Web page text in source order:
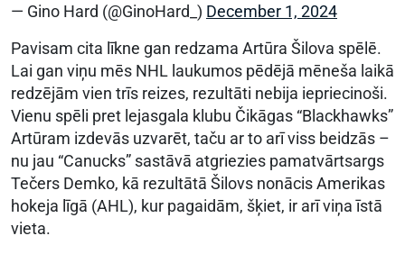
— Gino Hard (@GinoHard_) December 1, 2024
Pavisam cita līkne gan redzama Artūra Šilova spēlē.
Lai gan viņu mēs NHL laukumos pēdējā mēneša laikā
redzējām vien trīs reizes, rezultāti nebija iepriecinoši.
Vienu spēli pret lejasgala klubu Čikāgas “Blackhawks”
Artūram izdevās uzvarēt, taču ar to arī viss beidzās –
nu jau “Canucks” sastāvā atgriezies pamatvārtsargs
Tečers Demko, kā rezultātā Šilovs nonācis Amerikas
hokeja līgā (AHL), kur pagaidām, šķiet, ir arī viņa īstā
vieta.